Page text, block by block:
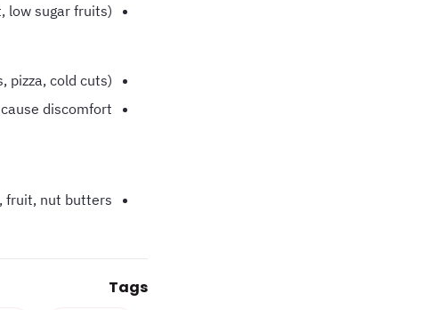
low sugar fruits)
pizza, cold cuts)
discomfort
fruit, nut butters
Tags